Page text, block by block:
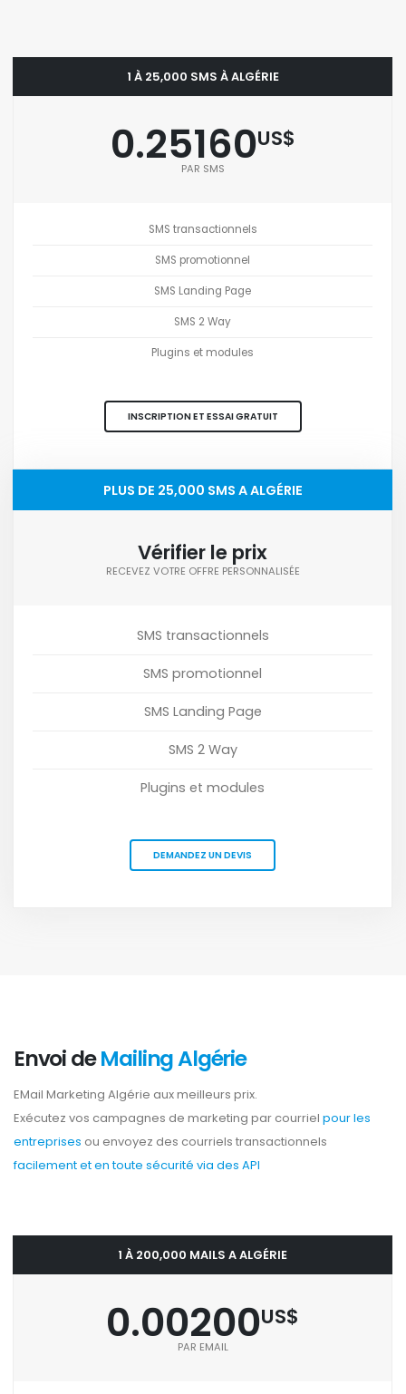
1 À 25,000 SMS À ALGÉRIE
0.25160US$
PAR SMS
SMS transactionnels
SMS promotionnel
SMS Landing Page
SMS 2 Way
Plugins et modules
INSCRIPTION ET ESSAI GRATUIT
PLUS DE 25,000 SMS A ALGÉRIE
Vérifier le prix
RECEVEZ VOTRE OFFRE PERSONNALISÉE
SMS transactionnels
SMS promotionnel
SMS Landing Page
SMS 2 Way
Plugins et modules
DEMANDEZ UN DEVIS
Envoi deMailing Algérie
EMail Marketing Algérie aux meilleurs prix.
Exécutez vos campagnes de marketing par courriel pour les
entreprises ou envoyez des courriels transactionnels
facilement et en toute sécurité via des API
1 À 200,000 MAILS A ALGÉRIE
0.00200US$
PAR EMAIL